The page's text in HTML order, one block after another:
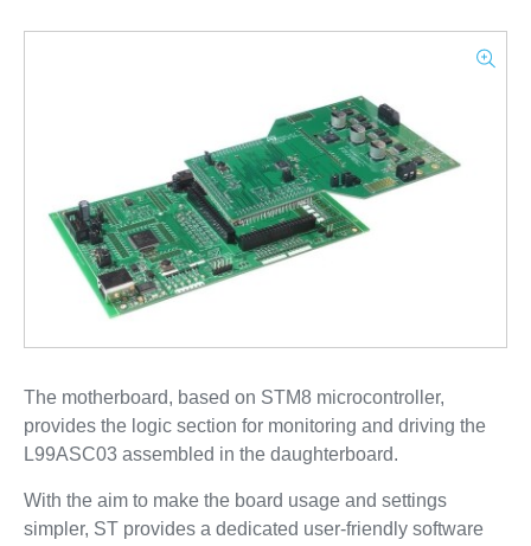
The motherboard, based on STM8 microcontroller,
provides the logic section for monitoring and driving the
L99ASC03 assembled in the daughterboard.
With the aim to make the board usage and settings
simpler, ST provides a dedicated user-friendly software